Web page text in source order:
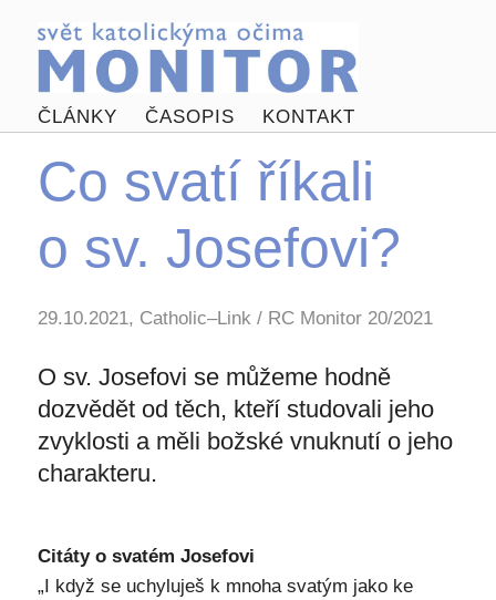
ČLÁNKY ČASOPIS KONTAKT
Co svatí říkali
o sv. Josefovi?
29.10.2021, Catholic–Link / RC Monitor 20/2021
O sv. Josefovi se můžeme hodně
dozvědět od těch, kteří studovali jeho
zvyklosti a měli božské vnuknutí o jeho
charakteru.
Citáty o svatém Josefovi
„I když se uchyluješ k mnoha svatým jako ke